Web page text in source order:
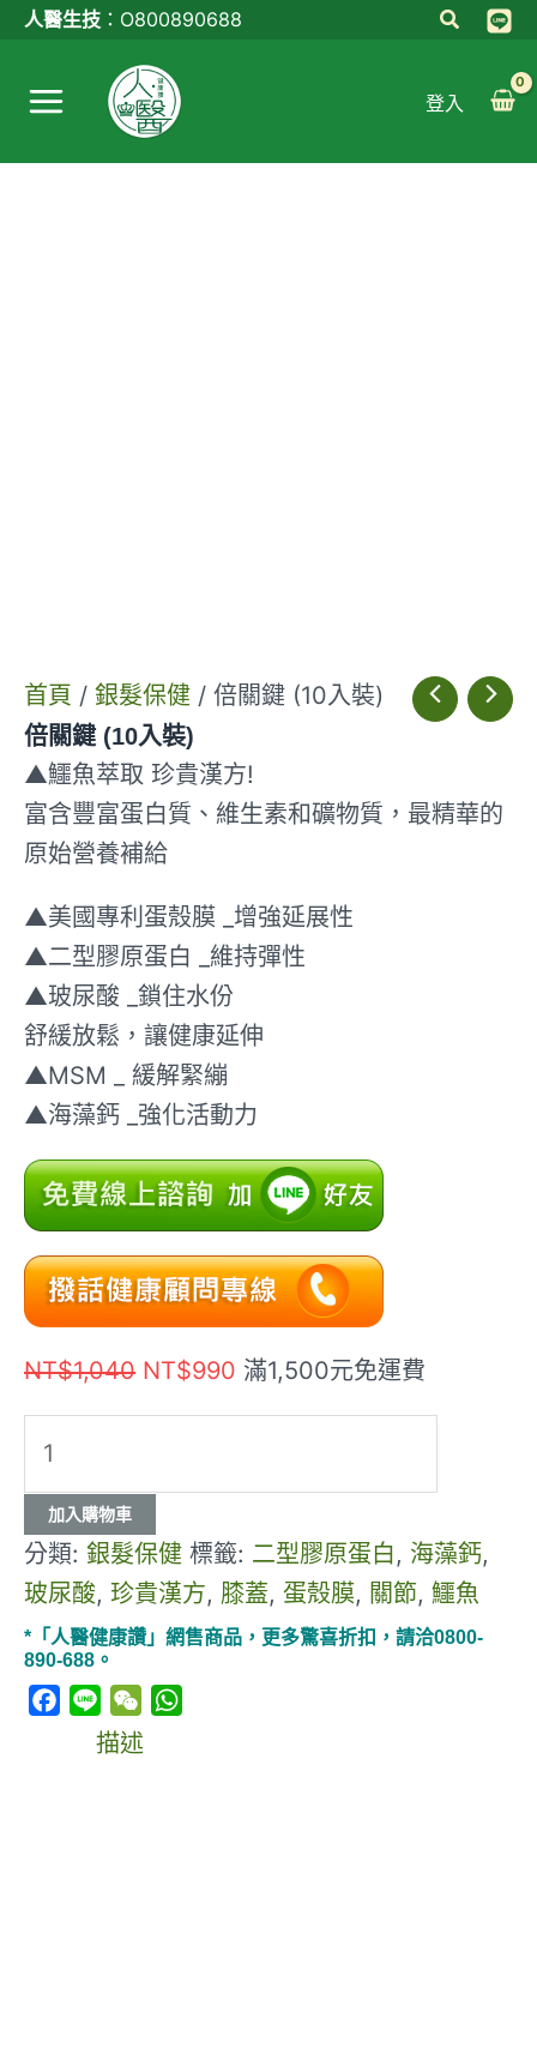
人醫生技 ： O800890688
登入
首頁 / 銀髮保健 / 倍關鍵 (10入裝)
倍關鍵 (10入裝)
▲鱷魚萃取 珍貴漢方!
富含豐富蛋白質、維生素和礦物質，最精華的
原始營養補給
▲美國專利蛋殼膜 _增強延展性
▲二型膠原蛋白 _維持彈性
▲玻尿酸 _鎖住水份
舒緩放鬆，讓健康延伸
▲MSM _ 緩解緊繃
▲海藻鈣 _強化活動力
NT$1,040
原
始
價
格：
NT$990
目
滿1,500元免運費
倍
鍵
加入購物車
分類: 銀髮保健 標籤: 二型膠原蛋白, 海藻鈣,
玻尿酸, 珍貴漢方, 膝蓋, 蛋殼膜, 關節, 鱷魚
*「人醫健康讚」網售商品，更多驚喜折扣，請洽0800-
890-688。
Facebook
Line WeChat
描述